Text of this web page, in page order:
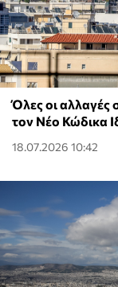
Όλες οι αλλαγές
τον Νέο Κώδικα
18.07.2026 10:42